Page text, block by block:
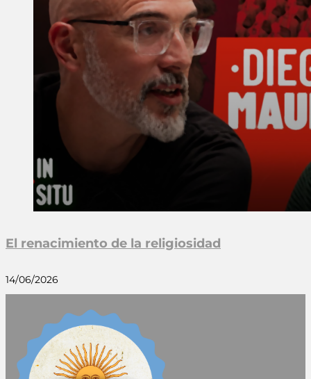
El renacimiento de la religiosidad
14/06/2026